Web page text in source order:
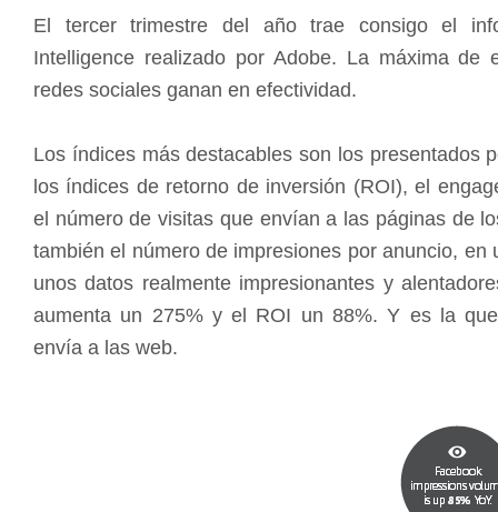
El tercer trimestre del año trae consigo el
Intelligence realizado por Adobe. La máxima de
redes sociales ganan en efectividad.
Los índices más destacables son los presentados
los índices de retorno de inversión (ROI), el
el número de visitas que envían a las páginas de
también el número de impresiones por anuncio, en
unos datos realmente impresionantes y
aumenta un 275% y el ROI un 88%. Y es la
envía a las web.